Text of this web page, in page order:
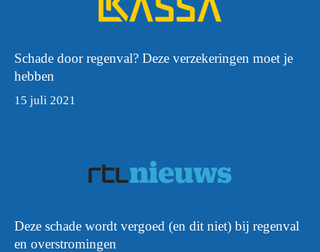
Schade door regenval? Deze verzekeringen moet je
hebben
15 juli 2021
Deze schade wordt vergoed (en dit niet) bij regenval
en overstromingen